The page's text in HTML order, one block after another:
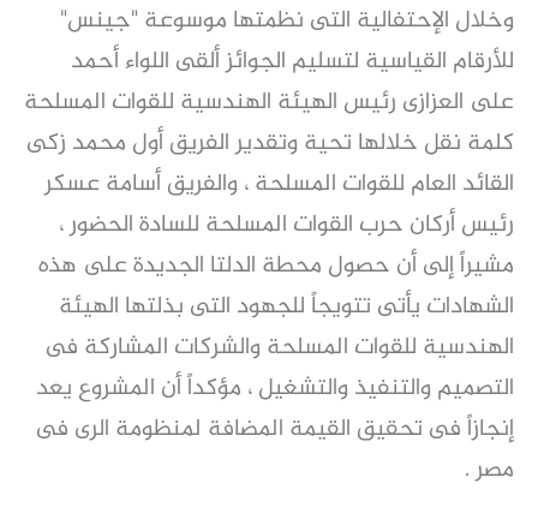
وخلال الإحتفالية التى نظمتها موسوعة "جينس"
للأرقام القياسية لتسليم الجوائز ألقى اللواء أحمد
على العزازى رئيس الهيئة الهندسية للقوات المسلحة
كلمة نقل خلالها تحية وتقدير الفريق أول محمد زكى
القائد العام للقوات المسلحة ، والفريق أسامة عسكر
رئيس أركان حرب القوات المسلحة للسادة الحضور ،
مشيراً إلى أن حصول محطة الدلتا الجديدة على هذه
الشهادات يأتى تتويجاً للجهود التى بذلتها الهيئة
الهندسية للقوات المسلحة والشركات المشاركة فى
التصميم والتنفيذ والتشغيل ، مؤكداً أن المشروع يعد
إنجازاً فى تحقيق القيمة المضافة لمنظومة الرى فى
مصر .